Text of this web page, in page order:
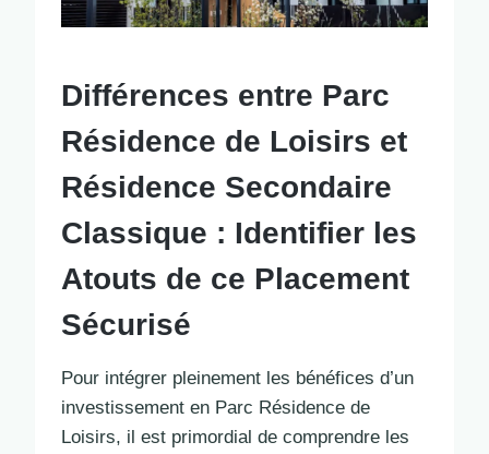
Différences entre Parc
Résidence de Loisirs et
Résidence Secondaire
Classique : Identifier les
Atouts de ce Placement
Sécurisé
Pour intégrer pleinement les bénéfices d’un
investissement en Parc Résidence de
Loisirs, il est primordial de comprendre les